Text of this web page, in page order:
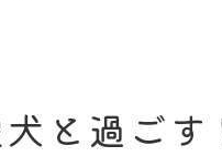
の作成方法
と過ご